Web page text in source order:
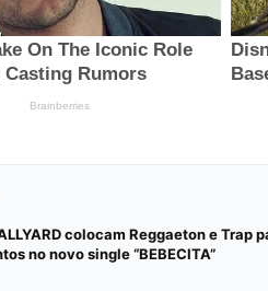
colocam Reggaeton e Trap
no novo single “BEBECITA”